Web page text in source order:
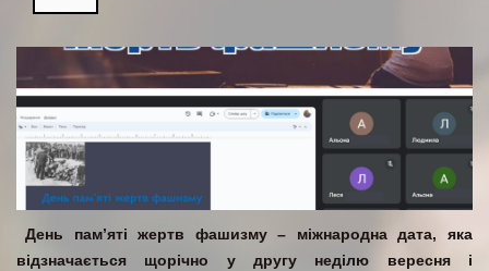
День пам’яті жертв фашизму – міжнародна дата, яка
відзначається щорічно у другу неділю вересня і